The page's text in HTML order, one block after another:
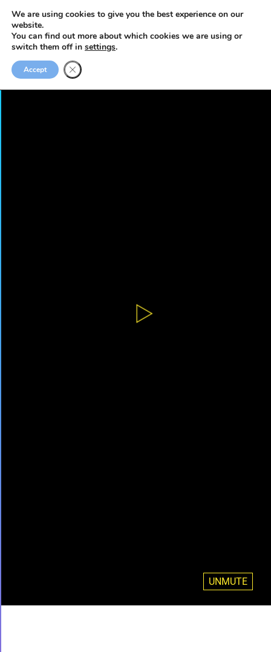
UNMUTE
We are using cookies to give you the best experience on our
website.
You can find out more about which cookies we are using or
switch them off in settings.
Accept